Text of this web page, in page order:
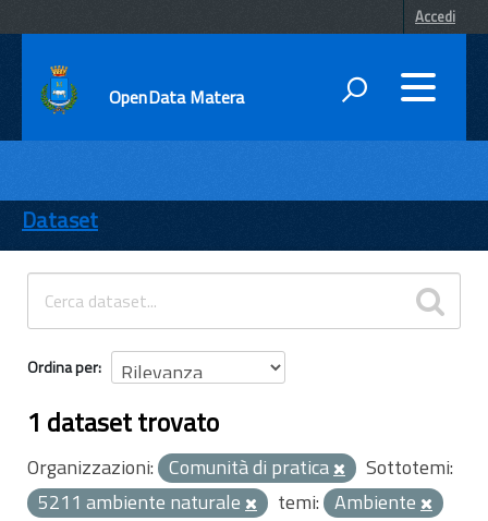
Accedi
OpenData Matera
ENTI
TEMI
INFORMAZIONI
Dataset
Ordina per
1 dataset trovato
Organizzazioni: Comunità di pratica
Sottotemi:
5211 ambiente naturale
temi: Ambiente